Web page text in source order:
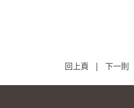
回上頁 | 下一則